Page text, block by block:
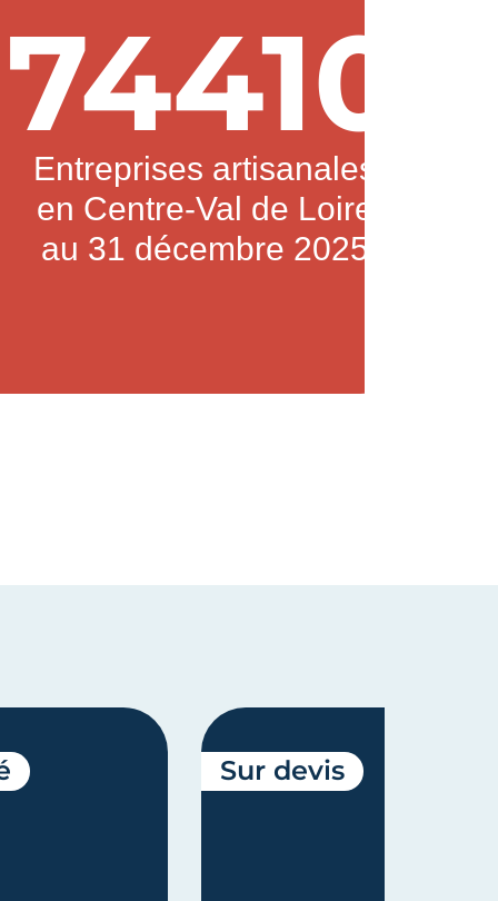
74410
Entreprises artisanales
en Centre-Val de Loire
au 31 décembre 2025
Sur devis